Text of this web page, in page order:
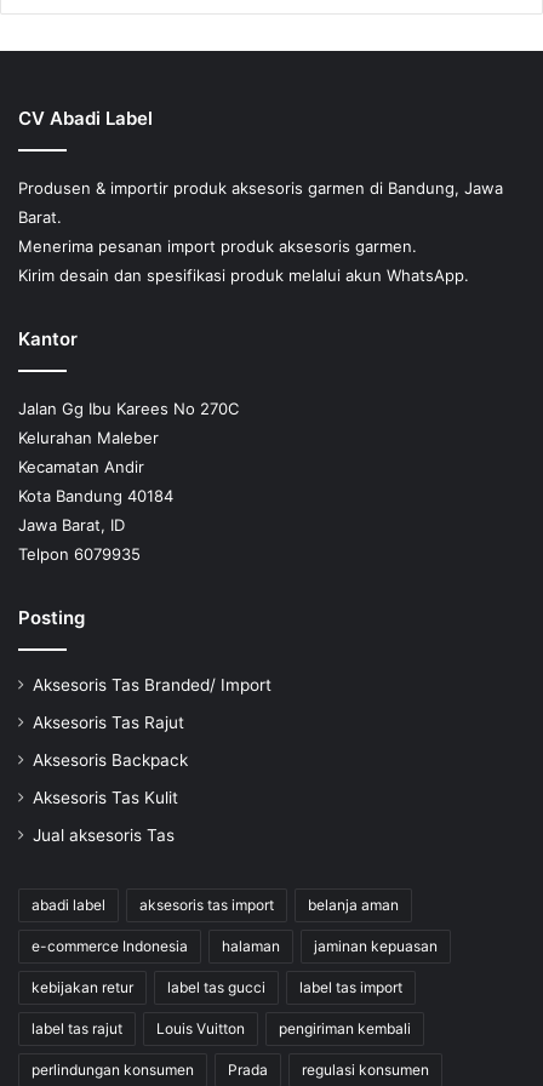
Pilihan
halaman
CV Abadi Label
Produsen & importir produk aksesoris garmen di Bandung, Jawa
Barat.
Menerima pesanan import produk aksesoris garmen.
Kirim desain dan spesifikasi produk melalui akun WhatsApp.
Kantor
Jalan Gg Ibu Karees No 270C
Kelurahan Maleber
Kecamatan Andir
Kota Bandung 40184
Jawa Barat, ID
Telpon 6079935
Posting
Aksesoris Tas Branded/ Import
Aksesoris Tas Rajut
Aksesoris Backpack
Aksesoris Tas Kulit
Jual aksesoris Tas
abadi label aksesoris tas import belanja aman
e-commerce Indonesia halaman jaminan kepuasan
kebijakan retur label tas gucci label tas import
label tas rajut Louis Vuitton pengiriman kembali
perlindungan konsumen Prada regulasi konsumen